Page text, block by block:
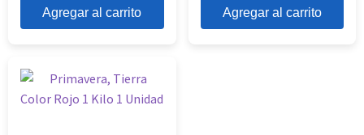
Agregar al carrito Agregar al carrito